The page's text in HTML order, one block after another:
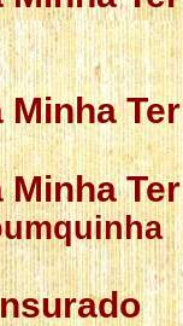
Minha
Minha